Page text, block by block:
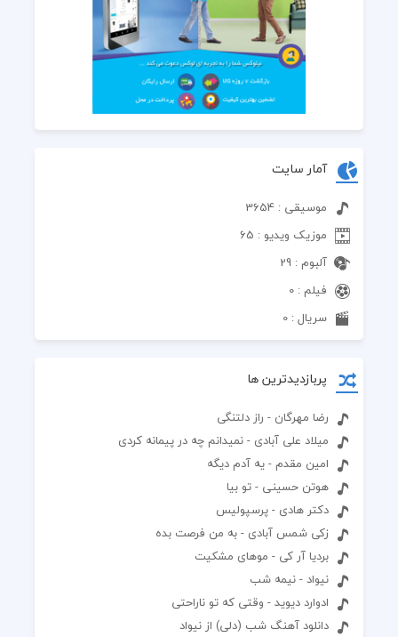
آمار سایت
موسیقی : 3654
موزیک ویدیو : 65
آلبوم : 29
فیلم : 0
سریال : 0
پربازدیدترین ها
رضا مهرگان - راز دلتنگی
میلاد علی آبادی - نمیدانم چه در پیمانه کردی
امین مقدم - یه آدم دیگه
هوتن حسینی - تو بیا
دکتر هادی - پرسپولیس
زکی شمس آبادی - به من فرصت بده
بردیا آر کی - موهای مشکیت
نیواد - نیمه شب
ادوارد دیوید - وقتی که تو ناراحتی
دانلود آهنگ شب (دلی) از نیواد